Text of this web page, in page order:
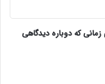
که دوباره دیدگاهی